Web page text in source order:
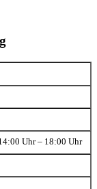
Uhr – 18:00 Uhr